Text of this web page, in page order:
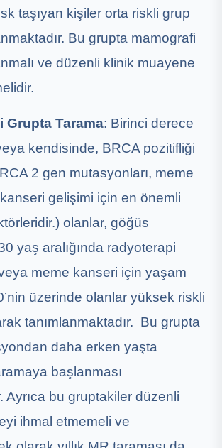
taşıyan kişiler orta riskli grup
Bu grupta mamografi
ve düzenli klinik muayene
Grupta Tarama: Birinci derece
kendisinde, BRCA pozitifliği
2 gen mutasyonları, meme
gelişimi için en önemli
olanlar, göğüs
yaş aralığında radyoterapi
meme kanseri için yaşam
üzerinde olanlar yüksek riskli
tanımlanmaktadır. Bu grupta
daha erken yaşta
başlanması
Ayrıca bu gruptakiler düzenli
ihmal etmemeli ve